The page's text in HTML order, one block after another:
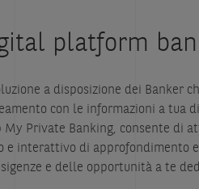
platform
a disposizione dei Banker
con le informazioni a tua
My Private Banking, consente di
e interattivo di approfondimento
e delle opportunità a te